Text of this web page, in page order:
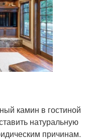
камин в гостиной
натуральную
причинам.